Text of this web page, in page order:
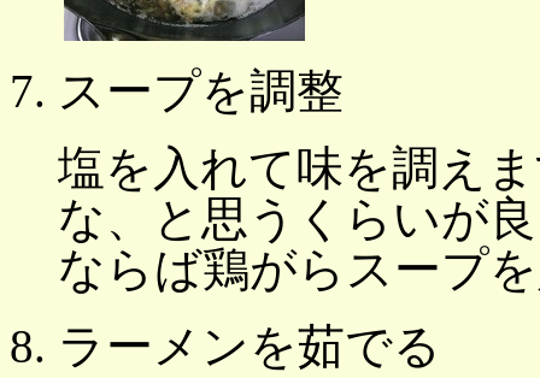
スープを調整
塩を入れて味を調え
な、と思うくらいが
ならば鶏がらスープ
ラーメンを茹でる